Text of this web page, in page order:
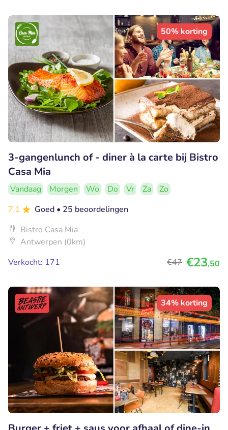
50% korting
3-gangenlunch of - diner à la carte bij Bistro
Casa Mia
Vandaag Morgen Wo Do Vr Za
Zo
7.1
Goed • 25 beoordelingen
Bistro Casa Mia
Antwerpen (0km)
Verkocht: 171
€47 €23,50
34% korting